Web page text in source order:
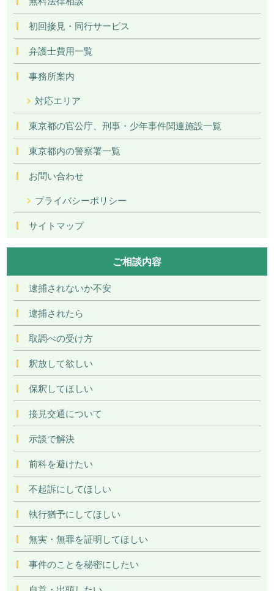
初回接見・同行サービス
弁護士費用一覧
事務所案内
対応エリア
東京都の官公庁、刑事・少年事件関連施設一覧
東京都内の警察署一覧
お問い合わせ
プライバシーポリシー
サイトマップ
ご相談内容
逮捕されないか不安
逮捕されたら
取調べの受け方
釈放して欲しい
保釈してほしい
接見交通について
示談で解決
前科を避けたい
不起訴にしてほしい
執行猶予にしてほしい
無実・無罪を証明してほしい
事件のことを秘密にしたい